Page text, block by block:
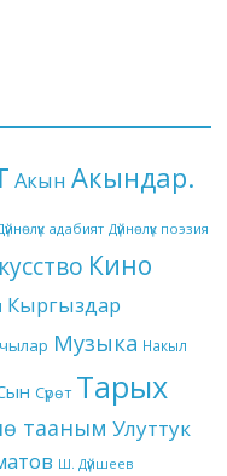
Акын Акындар.
адабият Дүйнөлүк поэзия
Кино
Кыргыздар
Музыка Накыл
Сүрөт Тарых
тааным Улуттук
Ш. Дүйшеев